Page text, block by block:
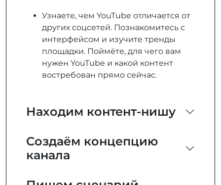
Узнаете, чем YouTube отличается от
других соцсетей. Познакомитесь с
интерфейсом и изучите тренды
площадки. Поймёте, для чего вам
нужен YouTube и какой контент
востребован прямо сейчас.
Находим контент-нишу
Создаём концепцию
канала